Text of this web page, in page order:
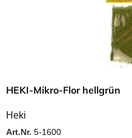
HEKI-Mikro-Flor hellgrün
Heki
Art.Nr. 5-1600